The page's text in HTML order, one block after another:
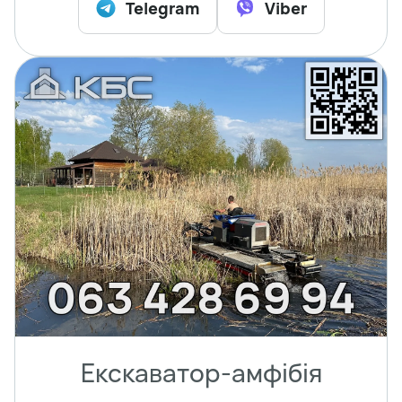
Telegram Viber
Екскаватор-амфібія